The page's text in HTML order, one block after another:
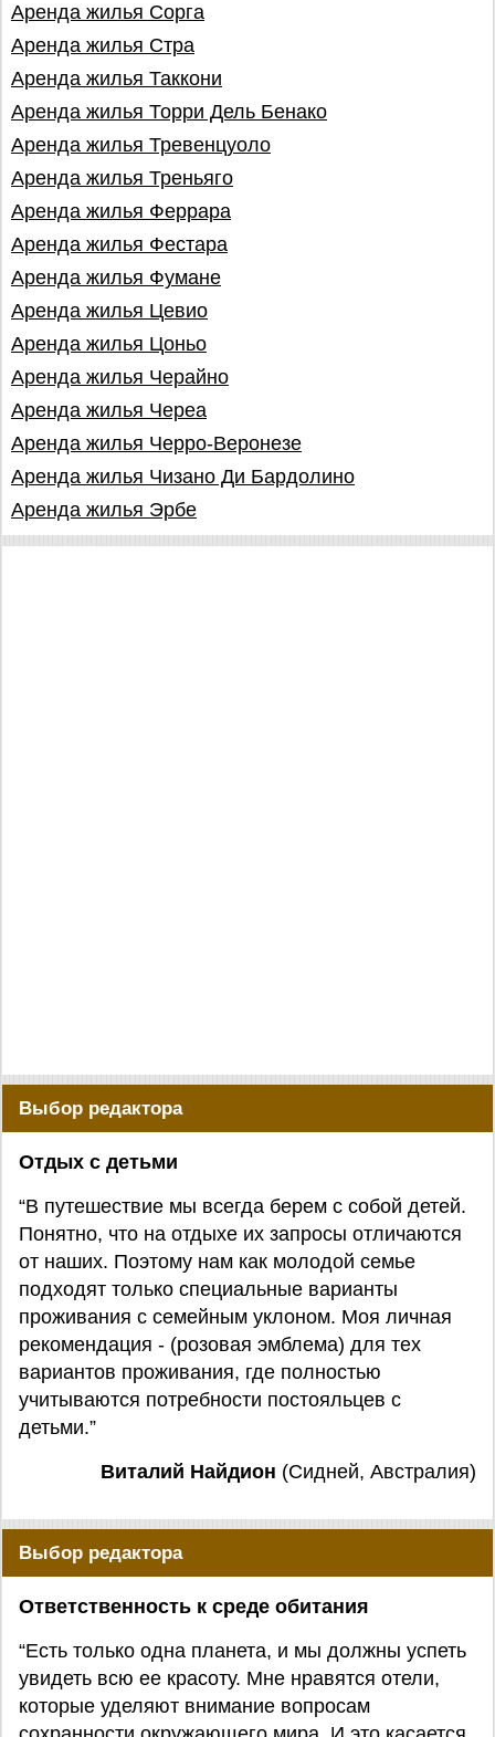
Аренда жилья Сорга
Аренда жилья Стра
Аренда жилья Таккони
Аренда жилья Торри Дель Бенако
Аренда жилья Тревенцуоло
Аренда жилья Треньяго
Аренда жилья Феррара
Аренда жилья Фестара
Аренда жилья Фумане
Аренда жилья Цевио
Аренда жилья Цоньо
Аренда жилья Черайно
Аренда жилья Череа
Аренда жилья Черро-Веронезе
Аренда жилья Чизано Ди Бардолино
Аренда жилья Эрбе
Выбор редактора
Отдых с детьми
“В путешествие мы всегда берем с собой детей.
Понятно, что на отдыхе их запросы отличаются
от наших. Поэтому нам как молодой семье
подходят только специальные варианты
проживания с семейным уклоном. Моя личная
рекомендация - (розовая эмблема) для тех
вариантов проживания, где полностью
учитываются потребности постояльцев с
детьми.”
Виталий Найдион (Сидней, Австралия)
Выбор редактора
Ответственность к среде обитания
“Есть только одна планета, и мы должны успеть
увидеть всю ее красоту. Мне нравятся отели,
которые уделяют внимание вопросам